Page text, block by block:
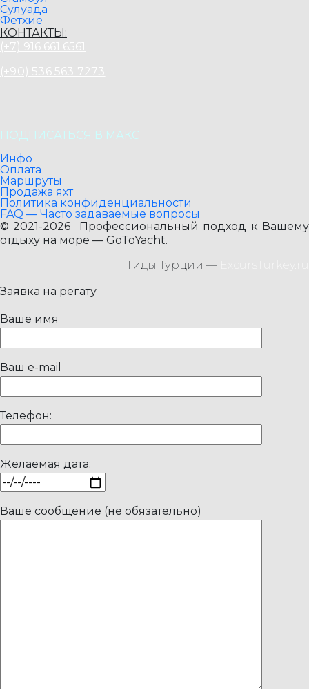
Сулуада
Фетхие
КОНТАКТЫ:
(+7) 916 661 6561
(+90) 536 563 7273
ПОДПИСАТЬСЯ В МАКС
Инфо
Оплата
Маршруты
Продажа яхт
Политика конфиденциальности
FAQ — Часто задаваемые вопросы
© 2021-2026 Профессиональный подход к Вашему
отдыху на море — GoToYacht.
Гиды Турции —
Заявка на регату
Ваше имя
Ваш e-mail
Телефон:
Желаемая дата:
Ваше сообщение (не обязательно)